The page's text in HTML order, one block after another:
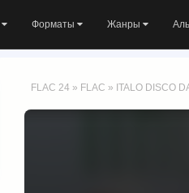
Форматы Жанры
FLAC 24 » FLAC » ITALO DISCO